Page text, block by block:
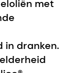
met
in dranken.